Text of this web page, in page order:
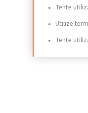
Tente
Utilize
Tente